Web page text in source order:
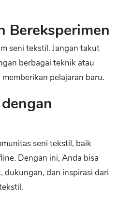
Bereksperimen
seni tekstil. Jangan takut
berbagai teknik atau
pelajaran baru.
seni tekstil, baik
Dengan ini, Anda bisa
dukungan, dan inspirasi dari